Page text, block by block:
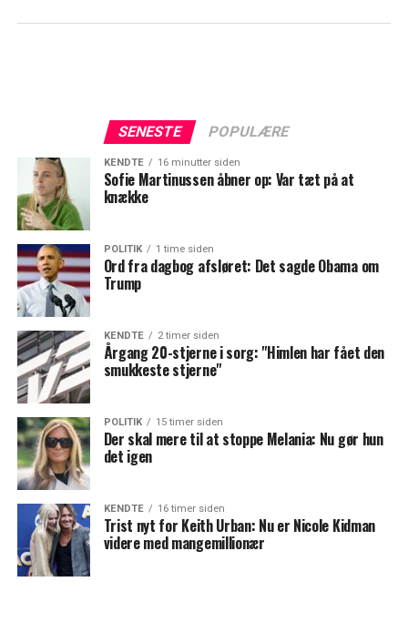
SENESTE POPULÆRE
KENDTE 16 minutter siden
Sofie Martinussen åbner op: Var tæt på at
knække
POLITIK 1 time siden
Ord fra dagbog afsløret: Det sagde Obama om
Trump
KENDTE 2 timer siden
Årgang 20-stjerne i sorg: "Himlen har fået den
smukkeste stjerne"
POLITIK 15 timer siden
Der skal mere til at stoppe Melania: Nu gør hun
det igen
KENDTE 16 timer siden
Trist nyt for Keith Urban: Nu er Nicole Kidman
videre med mangemillionær